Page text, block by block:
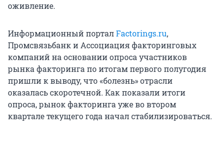
оживление.
Информационный порталFactorings.ru,
Промсвязьбанк и Ассоциация факторинговых
компаний на основании опроса участников
рынка факторинга по итогам первого полугодия
пришли к выводу, что «болезнь» отрасли
оказалась скоротечной. Как показали итоги
опроса, рынок факторинга уже во втором
квартале текущего года начал стабилизироваться.